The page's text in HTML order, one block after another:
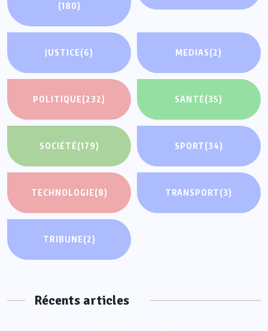
(180)
JUSTICE(6) MEDIAS(2)
POLITIQUE(232) SANTÉ(35)
SOCIÉTÉ(179) SPORT(34)
TECHNOLOGIE(8) TRANSPORT(3)
TRIBUNE(2)
Récents articles